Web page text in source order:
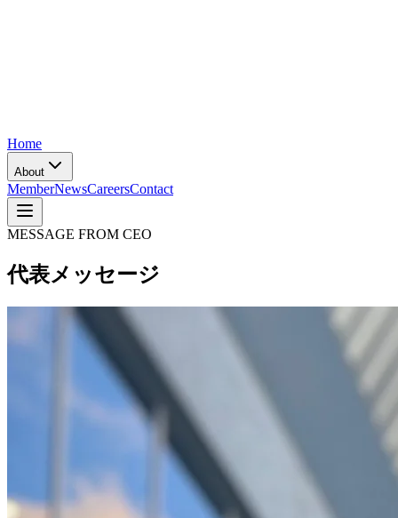
Home
About
MemberNewsCareersContact
MESSAGE FROM CEO
代表メッセージ